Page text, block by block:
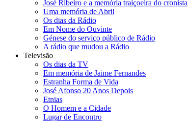
José Ribeiro e a memória traiçoeira do cronista
Uma memória de Abril
Os dias da Rádio
Em Nome do Ouvinte
Génese do serviço público de Rádio
A rádio que mudou a Rádio
Televisão
Os dias da TV
Em memória de Jaime Fernandes
Estranha Forma de Vida
José Afonso 20 Anos Depois
Etnias
O Homem e a Cidade
Lugar de Encontro